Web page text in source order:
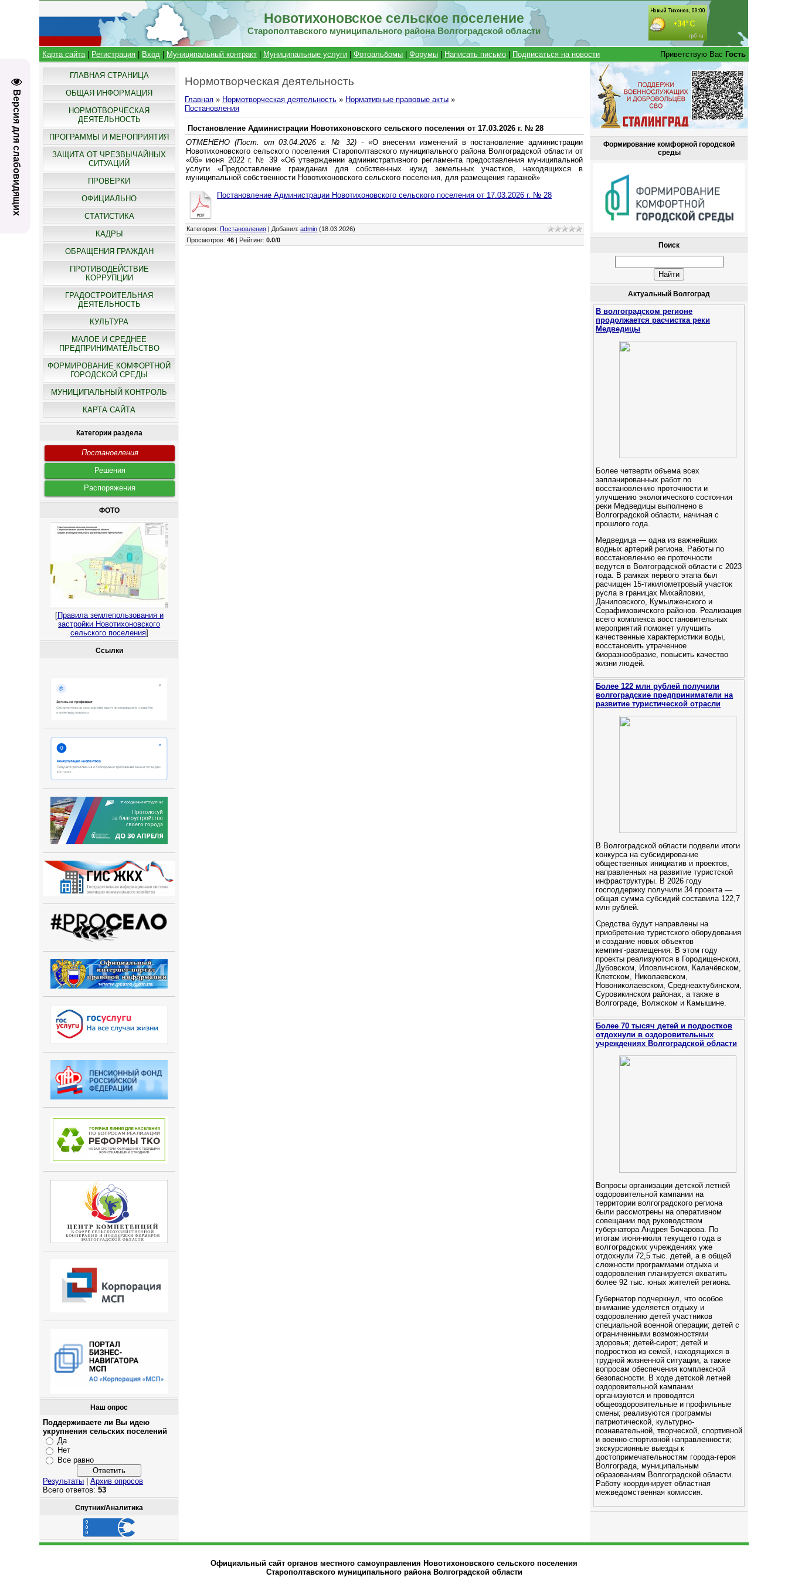
Версия для слабовидящих
Новотихоновское сельское поселение
Старополтавского муниципального района Волгоградской области
Карта сайта| Регистрация Вход Муниципальный контракт Муниципальные услуги |Фотоальбомы |Форумы Написать письмо Подписаться на новости Приветствую Вас Гость
ГЛАВНАЯ СТРАНИЦА
ОБЩАЯ ИНФОРМАЦИЯ
НОРМОТВОРЧЕСКАЯ
ДЕЯТЕЛЬНОСТЬ
ПРОГРАММЫ И МЕРОПРИЯТИЯ
ЗАЩИТА ОТ ЧРЕЗВЫЧАЙНЫХ
СИТУАЦИЙ
ПРОВЕРКИ
ОФИЦИАЛЬНО
СТАТИСТИКА
КАДРЫ
ОБРАЩЕНИЯ ГРАЖДАН
ПРОТИВОДЕЙСТВИЕ
КОРРУПЦИИ
ГРАДОСТРОИТЕЛЬНАЯ
ДЕЯТЕЛЬНОСТЬ
КУЛЬТУРА
МАЛОЕ И СРЕДНЕЕ
ПРЕДПРИНИМАТЕЛЬСТВО
ФОРМИРОВАНИЕ КОМФОРТНОЙ
ГОРОДСКОЙ СРЕДЫ
МУНИЦИПАЛЬНЫЙ КОНТРОЛЬ
КАРТА САЙТА
Категории раздела
Постановления
Решения
Распоряжения
ФОТО
[Правила землепользования и
застройки Новотихоновского
сельского поселения]
Ссылки
Наш опрос
Поддерживаете ли Вы идею
укрупнения сельских поселений
Да
Нет
Все равно
Результаты |Архив опросов
Всего ответов:53
Спутник/Аналитика
Нормотворческая деятельность
Главная » Нормотворческая деятельность » Нормативные правовые акты »
Постановления
Постановление Администрации Новотихоновского сельского поселения от 17.03.2026 г. № 28
ОТМЕНЕНО (Пост. от 03.04.2026 г. № 32) - «О внесении изменений в постановление администрации
Новотихоновского сельского поселения Старополтавского муниципального района Волгоградской области от
«06» июня 2022 г. № 39 «Об утверждении административного регламента предоставления муниципальной
услуги «Предоставление гражданам для собственных нужд земельных участков, находящихся в
муниципальной собственности Новотихоновского сельского поселения, для размещения гаражей»
Постановление Администрации Новотихоновского сельского поселения от 17.03.2026 г. № 28
Категория: Постановления Добавил:admin (18.03.2026)
Просмотров:46 Рейтинг:0.0/0
Формирование комфорной городской
среды
Поиск
Актуальный Волгоград
В волгоградском регионе
продолжается расчистка реки
Медведицы
Более четверти объема всех
запланированных работ по
восстановлению проточности и
улучшению экологического состояния
реки Медведицы выполнено в
Волгоградской области, начиная с
прошлого года.
Медведица — одна из важнейших
водных артерий региона. Работы по
восстановлению ее проточности
ведутся в Волгоградской области с 2023
года. В рамках первого этапа был
расчищен 15-тикилометровый участок
русла в границах Михайловки,
Даниловского, Кумылженского и
Серафимовичского районов. Реализация
всего комплекса восстановительных
мероприятий поможет улучшить
качественные характеристики воды,
восстановить утраченное
биоразнообразие, повысить качество
жизни людей.
Более 122 млн рублей получили
волгоградские предприниматели на
развитие туристической отрасли
В Волгоградской области подвели итоги
конкурса на субсидирование
общественных инициатив и проектов,
направленных на развитие туристской
инфраструктуры. В 2026 году
господдержку получили 34 проекта —
общая сумма субсидий составила 122,7
млн рублей.
Средства будут направлены на
приобретение туристского оборудования
и создание новых объектов
кемпинг‑размещения. В этом году
проекты реализуются в Городищенском,
Дубовском, Иловлинском, Калачёвском,
Клетском, Николаевском,
Новониколаевском, Среднеахтубинском,
Суровикинском районах, а также в
Волгограде, Волжском и Камышине.
Более 70 тысяч детей и подростков
отдохнули в оздоровительных
учреждениях Волгоградской области
Вопросы организации детской летней
оздоровительной кампании на
территории волгоградского региона
были рассмотрены на оперативном
совещании под руководством
губернатора Андрея Бочарова. По
итогам июня-июля текущего года в
волгоградских учреждениях уже
отдохнули 72,5 тыс. детей, а в общей
сложности программами отдыха и
оздоровления планируется охватить
более 92 тыс. юных жителей региона.
Губернатор подчеркнул, что особое
внимание уделяется отдыху и
оздоровлению детей участников
специальной военной операции; детей с
ограниченными возможностями
здоровья; детей-сирот; детей и
подростков из семей, находящихся в
трудной жизненной ситуации, а также
вопросам обеспечения комплексной
безопасности. В ходе детской летней
оздоровительной кампании
организуются и проводятся
общеоздоровительные и профильные
смены; реализуются программы
патриотической, культурно-
познавательной, творческой, спортивной
и военно-спортивной направленности;
экскурсионные выезды к
достопримечательностям города-героя
Волгограда, муниципальным
образованиям Волгоградской области.
Работу координирует областная
межведомственная комиссия.
Официальный сайт органов местного самоуправления Новотихоновского сельского поселения
Старополтавского муниципального района Волгоградской области